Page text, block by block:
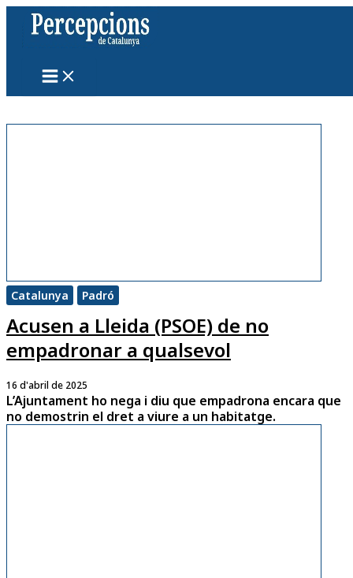
Vés
contingut
Catalunya Padró
Acusen a Lleida (PSOE) de no
empadronar a qualsevol
16 d'abril de 2025
L’Ajuntament ho nega i diu que empadrona encara que
no demostrin el dret a viure a un habitatge.